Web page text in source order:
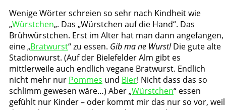
Wenige Wörter schreien so sehr nach Kindheit wie
„Würstchen„. Das „Würstchen auf die Hand“. Das
Brühwürstchen. Erst im Alter hat man dann angefangen,
eine „Bratwurst“ zu essen. Gib ma ne Wurst!Die gute alte
Stadionwurst. (Auf der Bielefelder Alm gibt es
mittlerweile auch endlich vegane Bratwurst. Endlich
nicht mehr nur Pommes und Bier! Nicht dass das so
schlimm gewesen wäre…) Aber „Würstchen“ essen
gefühlt nur Kinder – oder kommt mir das nur so vor, weil